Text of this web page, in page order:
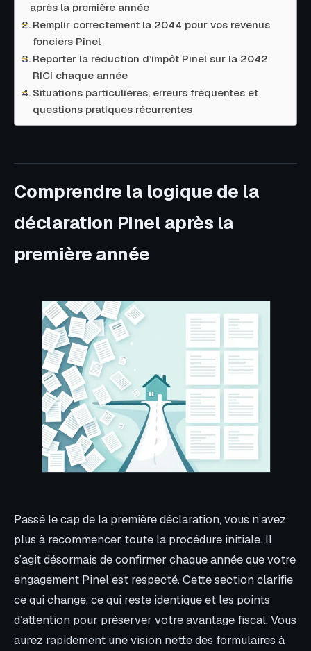
après la première année
Remplir correctement la 2044 pour vos revenus
fonciers Pinel
Reporter la réduction d’impôt Pinel sur la 2042
RICI chaque année
Situations particulières, erreurs fréquentes et
questions pratiques récurrentes
Comprendre la logique de la
déclaration Pinel après la
première année
Passé le cap de la première déclaration, vous n’avez
plus à recommencer toute la procédure initiale. Il
s’agit désormais de confirmer chaque année que votre
engagement Pinel est respecté. Cette section clarifie
ce qui change, ce qui reste identique et les points
d’attention pour préserver votre avantage fiscal. Vous
aurez rapidement une vision nette des formulaires à